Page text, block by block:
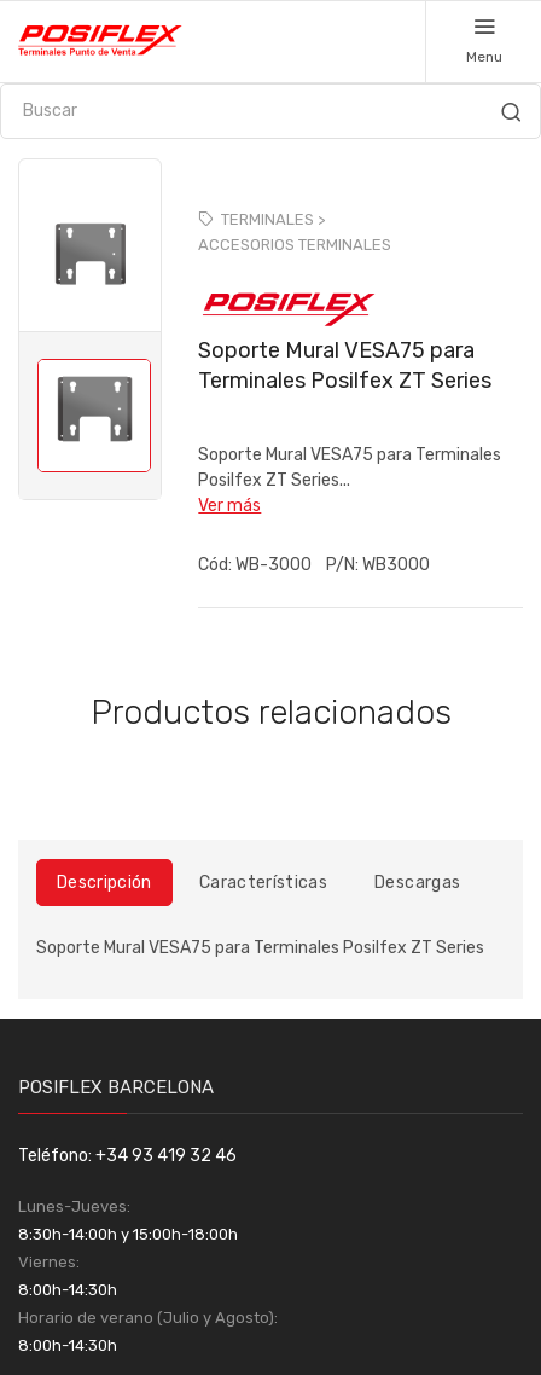
Menu
TERMINALES >
ACCESORIOS TERMINALES
Soporte Mural VESA75 para
Terminales Posilfex ZT Series
Soporte Mural VESA75 para Terminales
Posilfex ZT Series...
Ver más
Cód: WB-3000 P/N: WB3000
Productos relacionados
Descripción Características Descargas
Soporte Mural VESA75 para Terminales Posilfex ZT Series
POSIFLEX BARCELONA
Teléfono: +34 93 419 32 46
Lunes-Jueves:
8:30h-14:00h y 15:00h-18:00h
Viernes:
8:00h-14:30h
Horario de verano (Julio y Agosto):
8:00h-14:30h